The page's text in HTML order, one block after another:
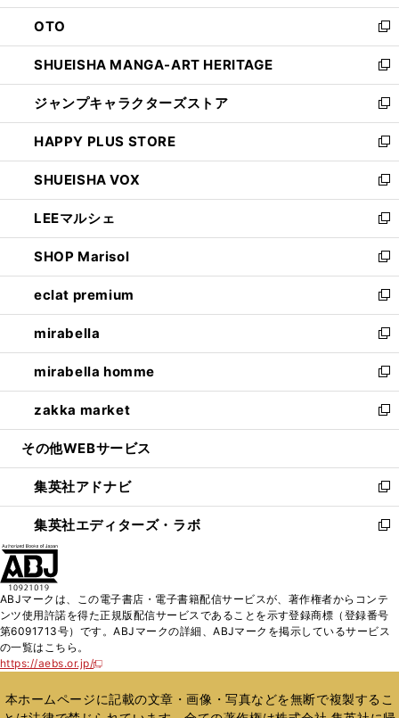
ウ
で
開
く
ン
ド
ウ
で
開
く
OTO
新
し
い
ウ
ィ
ン
ド
ウ
で
開
く
SHUEISHA MANGA-ART HERITAGE
新
し
い
ウ
ィ
ン
ド
ウ
で
開
く
ジャンプキャラクターズストア
新
し
い
ウ
ィ
ン
ド
ウ
で
開
く
HAPPY PLUS STORE
新
し
い
ウ
ィ
ン
ド
ウ
で
開
く
SHUEISHA VOX
新
し
い
ウ
ィ
ン
ド
ウ
で
開
く
LEEマルシェ
新
し
い
ウ
ィ
ン
ド
ウ
で
開
く
SHOP Marisol
新
し
い
ウ
ィ
ン
ド
ウ
で
開
eclat premium
新
し
い
ウ
ィ
ン
ド
ウ
開
く
mirabella
新
し
い
ウ
ィ
ン
ウ
で
開
く
mirabella homme
新
し
い
ウ
ン
ド
ウ
で
zakka market
新
し
ウ
ィ
ン
ド
く
その他WEBサービス
集英社アドナビ
新
し
い
ド
ウ
で
集英社エディターズ・ラボ
新
ィ
ン
ド
開
ABJマークは、この電子書店・電子書籍配信サービスが、著作権者からコンテ
ンツ使用許諾を得た正規版配信サービスであることを示す登録商標（登録番号
第6091713号）です。ABJマークの詳細、ABJマークを掲示しているサービス
の一覧はこちら。
https://aebs.or.jp/
新
い
ウ
本ホームページに記載の文章・画像・写真などを無断で複製するこ